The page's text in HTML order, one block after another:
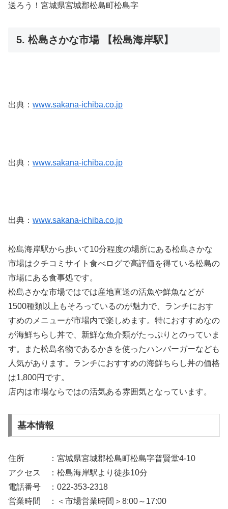
送ろう！宮城県宮城郡松島町松島字
5. 松島さかな市場 【松島海岸駅】
出典： www.sakana-ichiba.co.jp
出典： www.sakana-ichiba.co.jp
出典： www.sakana-ichiba.co.jp
松島海岸駅から歩いて10分程度の場所にある松島さかな
市場はクチコミサイト食べログで高評価を得ている松島の
市場にある食事処です。
松島さかな市場ではでは産地直送の活魚や鮮魚などが
1500種類以上もそろっているのが魅力で、ランチにおす
すめのメニューが市場内で楽しめます。特におすすめなの
が海鮮ちらし丼で、新鮮な魚介類がたっぷりとのっていま
す。また松島名物であるかきを使ったハンバーガーなども
人気があります。ランチにおすすめの海鮮ちらし丼の価格
は1,800円です。
店内は市場ならではの活気ある雰囲気となっています。
基本情報
住所 ：宮城県宮城郡松島町松島字普賢堂4-10
アクセス ：松島海岸駅より徒歩10分
電話番号 ：022-353-2318
営業時間 ：＜市場営業時間＞8:00～17:00